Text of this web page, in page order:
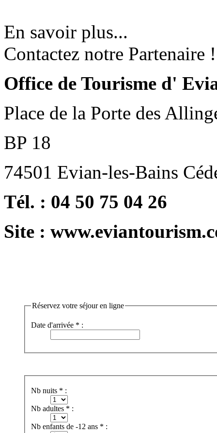
En savoir plus...
Contactez notre Partenaire !
Office de Tourisme d'
Place de la Porte des
BP 18
74501 Evian-les-Bains
Tél. : 04 50 75 04 26
Site :
Réservez votre séjour en ligne
Date d'arrivée * :
Nb nuits * :
Nb adultes * :
Nb enfants de -12 ans * :